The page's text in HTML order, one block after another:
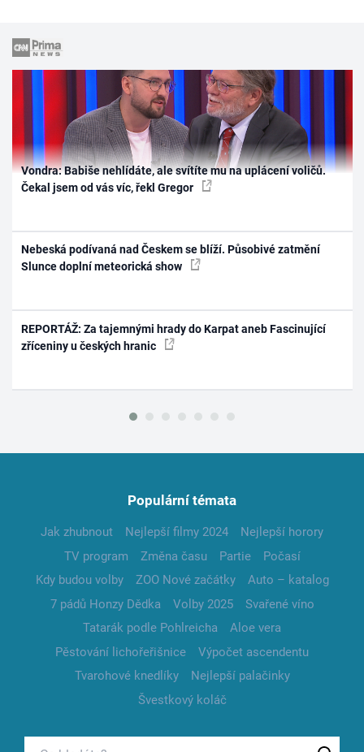
Vondra: Babiše nehlídáte, ale svítíte mu na uplácení voličů.
Čekal jsem od vás víc, řekl Gregor
Nebeská podívaná nad Českem se blíží. Působivé zatmění
Slunce doplní meteorická show
REPORTÁŽ: Za tajemnými hrady do Karpat aneb Fascinující
zříceniny u českých hranic
Populární témata
Jak zhubnout Nejlepší filmy 2024
Nejlepší horory
TV program
Změna času Partie
Počasí
Kdy budou volby
ZOO Nové začátky
Auto – katalog
7 pádů Honzy Dědka
Volby 2025
Svařené víno
Tatarák podle Pohlreicha
Aloe vera
Pěstování lichořeřišnice
Výpočet ascendentu
Tvarohové knedlíky
Nejlepší palačinky
Švestkový koláč